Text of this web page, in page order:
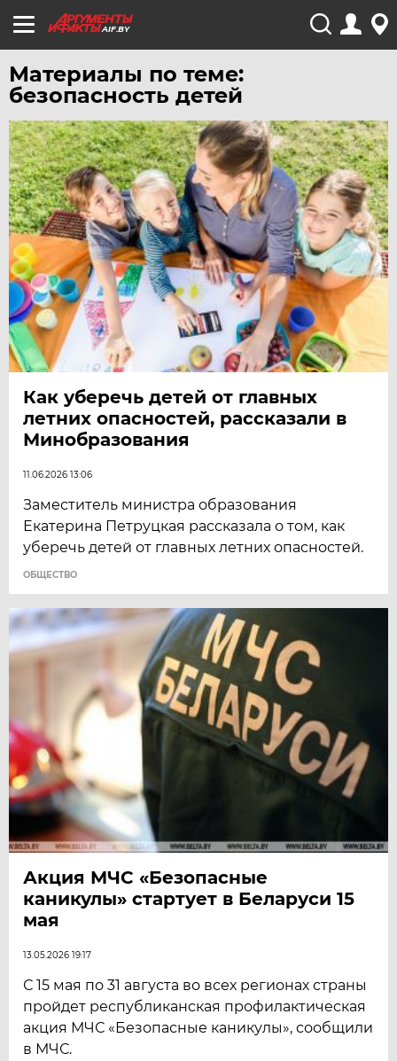
AIF.BY
Материалы по теме:
безопасность детей
Как уберечь детей от главных
летних опасностей, рассказали в
Минобразования
11.06.2026 13:06
Заместитель министра образования
Екатерина Петруцкая рассказала о том, как
уберечь детей от главных летних опасностей.
ОБЩЕСТВО
Акция МЧС «Безопасные
каникулы» стартует в Беларуси 15
мая
13.05.2026 19:17
С 15 мая по 31 августа во всех регионах страны
пройдет республиканская профилактическая
акция МЧС «Безопасные каникулы», сообщили
в МЧС.